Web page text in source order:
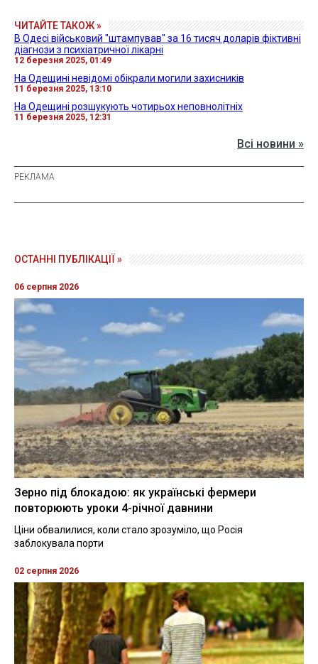
ЧИТАЙТЕ ТАКОЖ »
В Одесі військовий "штампував" за 16 тисяч доларів фіктивні
діагнози з психіатричної лікарні
12 березня 2025, 01:49
На Одещині невідомі обікрали могили захисників
11 березня 2025, 13:10
На Одещині розшукують чотирьох неповнолітніх
11 березня 2025, 12:31
Всі новини »
ОСТАННІ ПУБЛІКАЦІЇ »
06 серпня 2026
Зерно під блокадою: як українські фермери
повторюють уроки 4-річної давнини
Ціни обвалилися, коли стало зрозуміло, що Росія
заблокувала порти
02 серпня 2026